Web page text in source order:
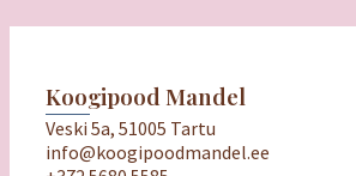
Koogipood Mandel
Veski 5a, 51005 Tartu
info@koogipoodmandel.ee